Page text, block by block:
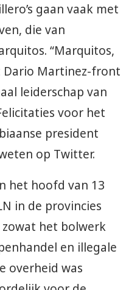
gaan vaak met
die van
“Marquitos,
Dario Martinez-front
leiderschap van
voor het
president
op Twitter.
het hoofd van 13
in de provincies
het bolwerk
en illegale
overheid was